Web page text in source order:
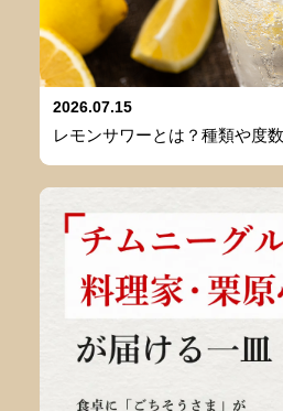
2026.07.15
レモンサワーとは？種類や度